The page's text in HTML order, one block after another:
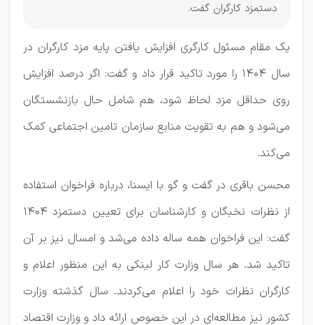
دستمزد کارگران گفت.
یک مقام مسئول کارگری افزایش یافتن پایه مزد کارگران در
سال ۱۴۰۴ را مورد تاکید قرار داد و گفت: اگر درصد افزایش
روی حداقل مزد لحاظ شود، هم شامل حال بازنشستگان
می‌شود و هم به تقویت منابع سازمان تامین اجتماعی کمک
می‌کند.
محسن باقری در گفت و گو با ایسنا، درباره فراخوان استفاده
از نظرات نخبگان و کارشناسان برای تعیین دستمزد ۱۴۰۴
گفت: این فراخوان همه ساله داده می‌شد و امسال نیز بر آن
تاکید شد. هر سال وزارت کار لینکی به این منظور اعلام و
کارگران نظرات خود را اعلام می‌کردند. سال گذشته وزارت
کشور نیز مطالعه‌ای در این خصوص ارائه داد و وزارت اقتصاد